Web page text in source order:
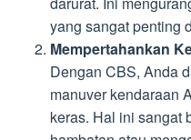
yang sangat penting
Mempertahankan
Dengan CBS, Anda
manuver kendaraan
keras. Hal ini sangat